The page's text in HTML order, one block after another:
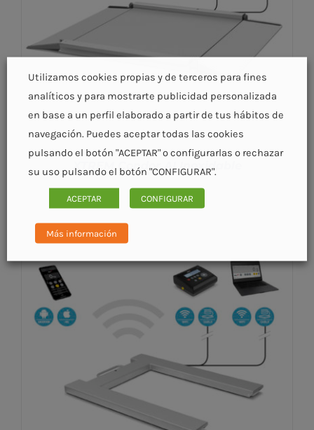
DETALLES
XTREM Condor AI Inoxidable
Utilizamos cookies propias y de terceros para fines
analíticos y para mostrarte publicidad personalizada
en base a un perfil elaborado a partir de tus hábitos de
navegación. Puedes aceptar todas las cookies
pulsando el botón "ACEPTAR" o configurarlas o rechazar
su uso pulsando el botón "CONFIGURAR".
ACEPTAR CONFIGURAR
Más información